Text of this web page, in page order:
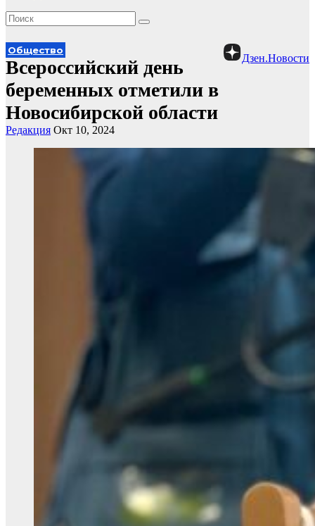
Дзен.Новости
Общество
Всероссийский день
беременных отметили в
Новосибирской области
Редакция Окт 10, 2024